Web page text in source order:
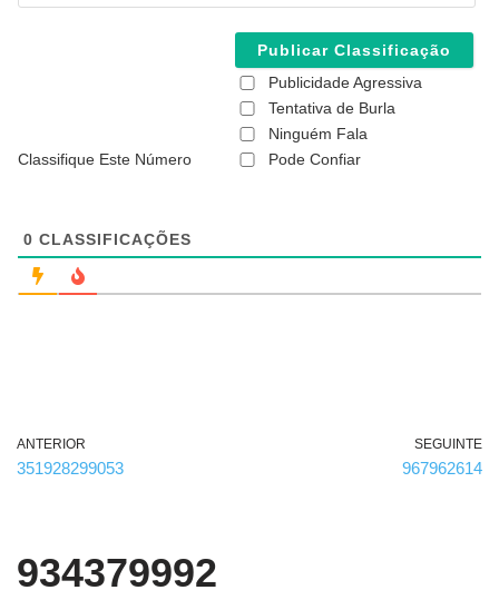
a
a
ó
Classifique Este Número
Publicidade Agressiva
Tentativa de Burla
Ninguém Fala
Pode Confiar
0 CLASSIFICAÇÕES
ANTERIOR
351928299053
SEGUINTE
967962614
934379992